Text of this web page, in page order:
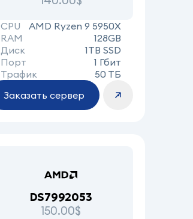
CPU
AMD Ryzen 9 5950X
RAM
128GB
Диск
1TB SSD
Порт
1 Гбит
Трафик
50 ТБ
Заказать сервер
DS7992053
150.00$